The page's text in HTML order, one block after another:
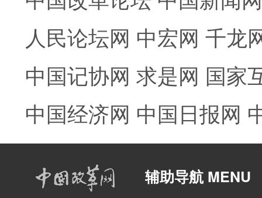
人民论坛网 中宏网 千龙
中国记协网 求是网 国家
中国经济网 中国日报网
辅助导航 MENU